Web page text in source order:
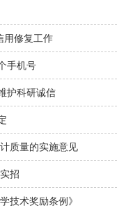
用修复工作
手机号
护科研诚信
质量的实施意见
招
技术奖励条例》